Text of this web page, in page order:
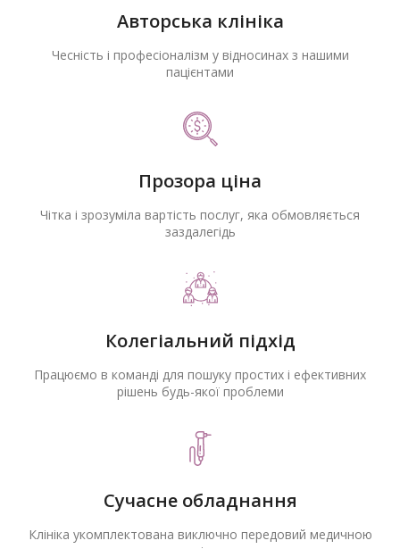
Авторська клініка
Чесність і професіоналізм у відносинах з нашими
пацієнтами
Прозора ціна
Чітка і зрозуміла вартість послуг, яка обмовляється
заздалегідь
Колегіальний підхід
Працюємо в команді для пошуку простих і ефективних
рішень будь-якої проблеми
Сучасне обладнання
Клініка укомплектована виключно передовий медичною